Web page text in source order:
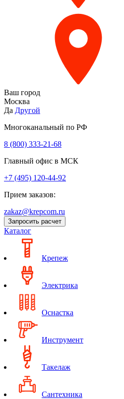
Ваш город
Москва
Да Другой
Многоканальный по РФ
8 (800) 333‑21-68
Главный офис в МСК
+7 (495) 120-44-92
Прием заказов:
zakaz@krepcom.ru
Запросить расчет
Каталог
Крепеж
Электрика
Оснастка
Инструмент
Такелаж
Сантехника